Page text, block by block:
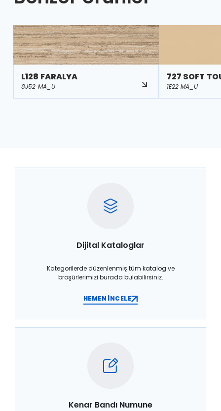
L128 FARALYA
8J52 MA_U
727 SOFT
1E22 MA_U
Dijital Kataloglar
Kategorilerde düzenlenmiş tüm katalog ve
broşürlerimizi burada bulabilirsiniz.
HEMEN İNCELE
Kenar Bandı Numune